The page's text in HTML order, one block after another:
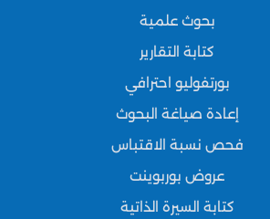
بحوث علمية
كتابة التقارير
بورتفوليو احترافي
إعادة صياغة البحوث
فحص نسبة الاقتباس
عروض بوربوينت
كتابة السيرة الذاتية